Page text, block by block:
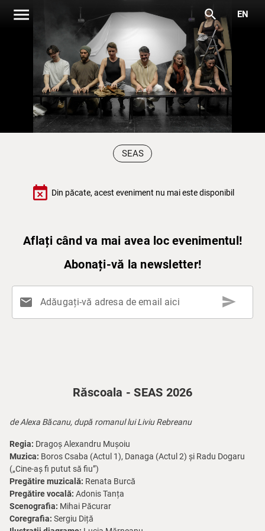
menu search EN
SEAS
event_busy Din păcate, acest eveniment nu mai este disponibil
Aflați când va mai avea loc evenimentul!
Abonați-vă la newsletter!
mail Adăugați-vă adresa de email aici send
Răscoala - SEAS 2026
de Alexa Băcanu, după romanul lui Liviu Rebreanu
Regia: Dragoș Alexandru Mușoiu
Muzica: Boros Csaba (Actul 1), Danaga (Actul 2) și Radu Dogaru
(„Cine-aș fi putut să fiu”)
Pregătire muzicală: Renata Burcă
Pregătire vocală: Adonis Tanța
Scenografia: Mihai Păcurar
Coregrafia: Sergiu Diță